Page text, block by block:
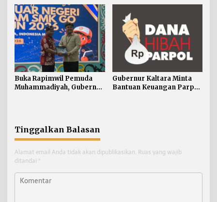
Perang Dagang Global
Pemerintah
Buka Rapimwil Pemuda
Muhammadiyah, Gubernur
Gubernur Kaltara Minta
Bantuan Keuangan Parpol
Tinggalkan Balasan
Alamat email Anda tidak akan dipublikasikan. Ruas yang wajib
ditandai *